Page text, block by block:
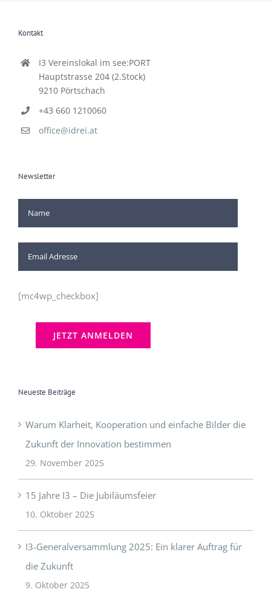
Kontakt
I3 Vereinslokal im see:PORT
Hauptstrasse 204 (2.Stock)
9210 Pörtschach
+43 660 1210060
office@idrei.at
Newsletter
[mc4wp_checkbox]
Neueste Beiträge
Warum Klarheit, Kooperation und einfache Bilder die
Zukunft der Innovation bestimmen
29. November 2025
15 Jahre I3 – Die Jubiläumsfeier
10. Oktober 2025
I3-Generalversammlung 2025: Ein klarer Auftrag für
die Zukunft
9. Oktober 2025